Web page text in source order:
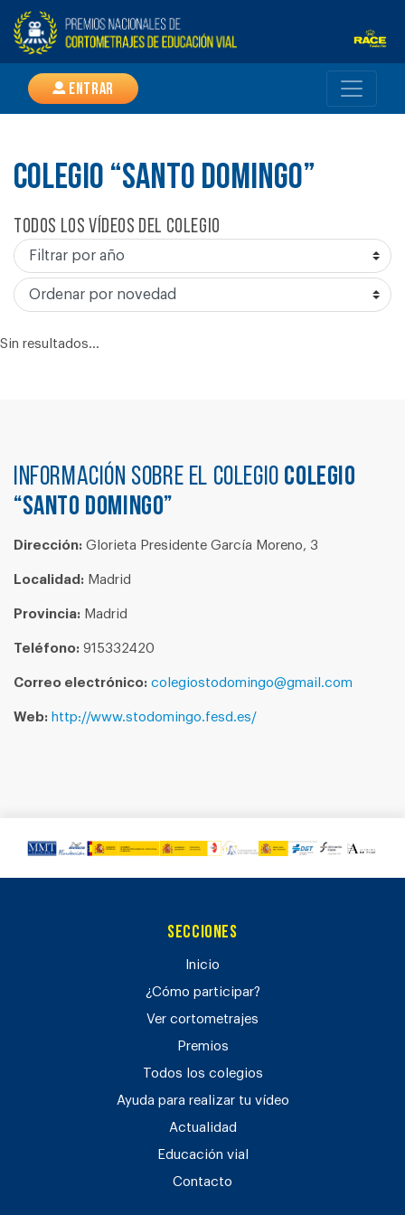
Entrar
COLEGIO “SANTO DOMINGO”
Todos los vídeos del colegio
Sin resultados...
Información sobre el colegio COLEGIO
“SANTO DOMINGO”
Dirección: Glorieta Presidente García Moreno, 3
Localidad: Madrid
Provincia: Madrid
Teléfono: 915332420
Correo electrónico: colegiostodomingo@gmail.com
Web: http://www.stodomingo.fesd.es/
Secciones
Inicio
¿Cómo participar?
Ver cortometrajes
Premios
Todos los colegios
Ayuda para realizar tu vídeo
Actualidad
Educación vial
Contacto